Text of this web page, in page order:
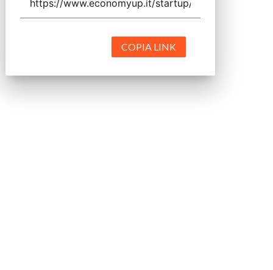
COPIA LINK